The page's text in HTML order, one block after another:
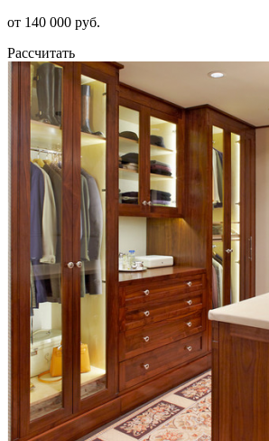
от 140 000 руб.
Рассчитать